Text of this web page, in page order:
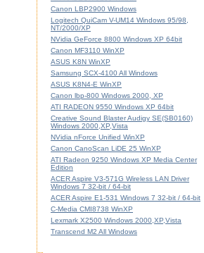
Canon LBP2900 Windows
Logitech QuiCam V-UM14 Windows 95/98,
NT/2000/XP
NVidia GeForce 8800 Windows XP 64bit
Canon MF3110 WinXP
ASUS K8N WinXP
Samsung SCX-4100 All Windows
ASUS K8N4-E WinXP
Canon lbp-800 Windows 2000, XP
ATI RADEON 9550 Windows XP 64bit
Creative Sound Blaster Audigy SE(SB0160)
Windows 2000,XP,Vista
NVidia nForce Unified WinXP
Canon CanoScan LiDE 25 WinXP
ATI Radeon 9250 Windows XP Media Center
Edition
ACER Aspire V3-571G Wireless LAN Driver
Windows 7 32-bit / 64-bit
ACER Aspire E1-531 Windows 7 32-bit / 64-bit
C-Media CMI8738 WinXP
Lexmark X2500 Windows 2000,XP,Vista
Transcend M2 All Windows